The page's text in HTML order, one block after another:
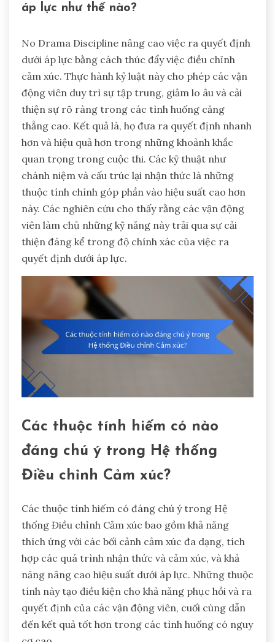
áp lực như thế nào?
No Drama Discipline nâng cao việc ra quyết định
dưới áp lực bằng cách thúc đẩy việc điều chỉnh
cảm xúc. Thực hành kỷ luật này cho phép các vận
động viên duy trì sự tập trung, giảm lo âu và cải
thiện sự rõ ràng trong các tình huống căng
thẳng cao. Kết quả là, họ đưa ra quyết định nhanh
hơn và hiệu quả hơn trong những khoảnh khắc
quan trọng trong cuộc thi. Các kỹ thuật như
chánh niệm và cấu trúc lại nhận thức là những
thuộc tính chính góp phần vào hiệu suất cao hơn
này. Các nghiên cứu cho thấy rằng các vận động
viên làm chủ những kỹ năng này trải qua sự cải
thiện đáng kể trong độ chính xác của việc ra
quyết định dưới áp lực.
Các thuộc tính hiếm có nào
đáng chú ý trong Hệ thống
Điều chỉnh Cảm xúc?
Các thuộc tính hiếm có đáng chú ý trong Hệ
thống Điều chỉnh Cảm xúc bao gồm khả năng
thích ứng với các bối cảnh cảm xúc đa dạng, tích
hợp các quá trình nhận thức và cảm xúc, và khả
năng nâng cao hiệu suất dưới áp lực. Những thuộc
tính này tạo điều kiện cho khả năng phục hồi và ra
quyết định của các vận động viên, cuối cùng dẫn
đến kết quả tốt hơn trong các tình huống có nguy